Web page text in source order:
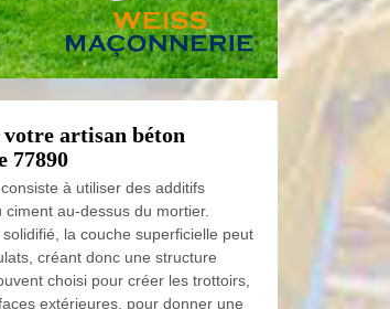
votre artisan béton
77890
à utiliser des additifs
au-dessus du mortier.
la couche superficielle peut
créant donc une structure
choisi pour créer les trottoirs,
extérieures, pour donner une